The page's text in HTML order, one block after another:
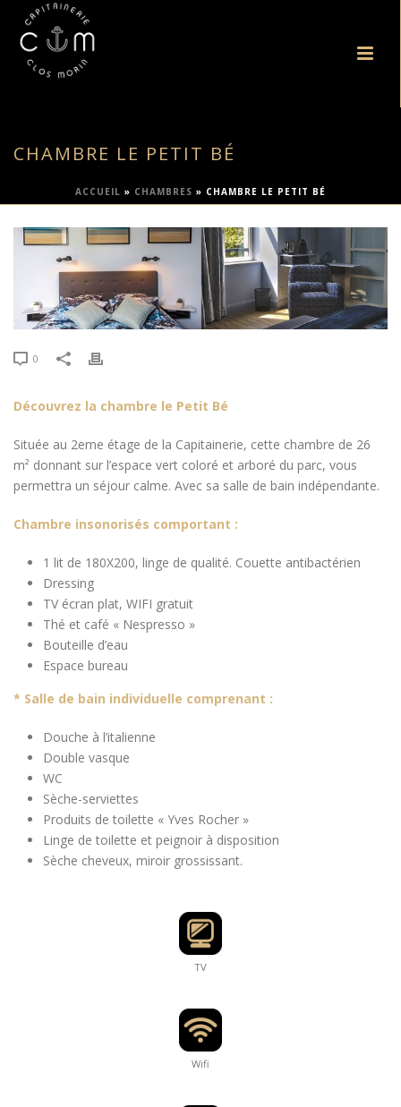
CHAMBRE LE PETIT BÉ
ACCUEIL » CHAMBRES » CHAMBRE LE PETIT BÉ
0
Découvrez la chambre le Petit Bé
Située au 2eme étage de la Capitainerie, cette chambre de 26
m² donnant sur l’espace vert coloré et arboré du parc, vous
permettra un séjour calme. Avec sa salle de bain indépendante.
Chambre insonorisés comportant :
1 lit de 180X200, linge de qualité. Couette antibactérien
Dressing
TV écran plat, WIFI gratuit
Thé et café « Nespresso »
Bouteille d’eau
Espace bureau
* Salle de bain individuelle comprenant :
Douche à l’italienne
Double vasque
WC
Sèche-serviettes
Produits de toilette « Yves Rocher »
Linge de toilette et peignoir à disposition
Sèche cheveux, miroir grossissant.
TV
Wifi